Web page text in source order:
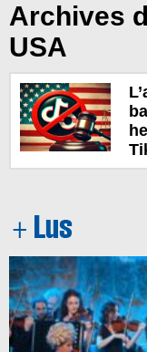
Archives
USA